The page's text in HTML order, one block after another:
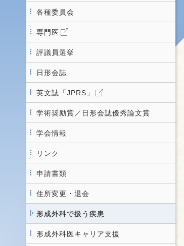
各種委員会
専門医
評議員選挙
日形会誌
英文誌「JPRS」
学術奨励賞／日形会誌優秀論文賞
学会情報
リンク
申請書類
住所変更・退会
形成外科で扱う疾患
形成外科医キャリア支援